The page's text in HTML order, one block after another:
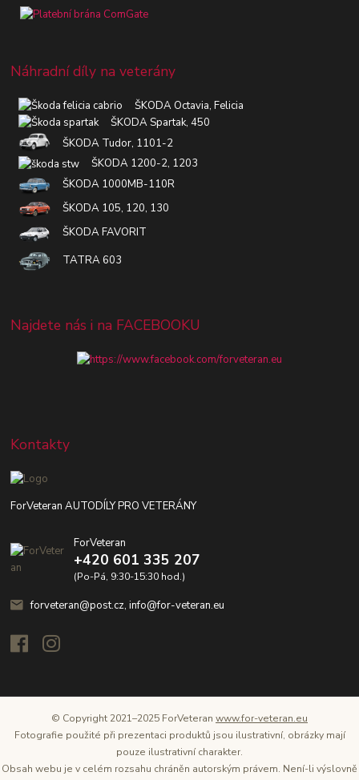
Náhradní díly na veterány
ŠKODA Octavia, Felicia
ŠKODA Spartak, 450
ŠKODA Tudor, 1101-2
ŠKODA 1200-2, 1203
ŠKODA 1000MB-110R
ŠKODA 105, 120, 130
ŠKODA FAVORIT
TATRA 603
Najdete nás i na FACEBOOKU
Kontakty
ForVeteran AUTODÍLY PRO VETERÁNY
ForVeteran
+420 601 335 207
(Po-Pá, 9:30-15:30 hod.)
forveteran@post.cz, info@for-veteran.eu
© Copyright 2021–2025 ForVeteran www.for-veteran.eu
Fotografie použité při prezentaci produktů jsou ilustrativní, obrázky mají
pouze ilustrativní charakter.
Obsah webu je v celém rozsahu chráněn autorským právem. Není-li výslovně